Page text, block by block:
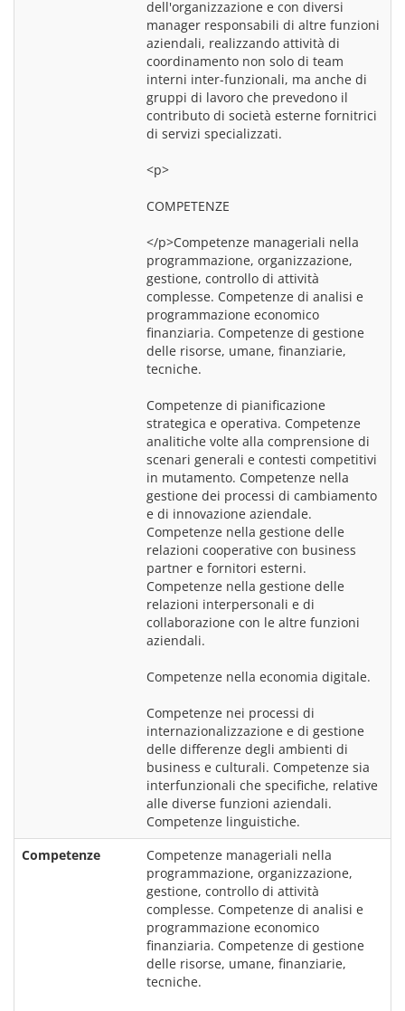
dell'organizzazione e con diversi
manager responsabili di altre funzioni
aziendali, realizzando attività di
coordinamento non solo di team
interni inter-funzionali, ma anche di
gruppi di lavoro che prevedono il
contributo di società esterne fornitrici
di servizi specializzati.
<p>
COMPETENZE
</p>Competenze manageriali nella
programmazione, organizzazione,
gestione, controllo di attività
complesse. Competenze di analisi e
programmazione economico
finanziaria. Competenze di gestione
delle risorse, umane, finanziarie,
tecniche.
Competenze di pianificazione
strategica e operativa. Competenze
analitiche volte alla comprensione di
scenari generali e contesti competitivi
in mutamento. Competenze nella
gestione dei processi di cambiamento
e di innovazione aziendale.
Competenze nella gestione delle
relazioni cooperative con business
partner e fornitori esterni.
Competenze nella gestione delle
relazioni interpersonali e di
collaborazione con le altre funzioni
aziendali.
Competenze nella economia digitale.
Competenze nei processi di
internazionalizzazione e di gestione
delle differenze degli ambienti di
business e culturali. Competenze sia
interfunzionali che specifiche, relative
alle diverse funzioni aziendali.
Competenze
Competenze manageriali nella
programmazione, organizzazione,
gestione, controllo di attività
complesse. Competenze di analisi e
programmazione economico
finanziaria. Competenze di gestione
delle risorse, umane, finanziarie,
tecniche.